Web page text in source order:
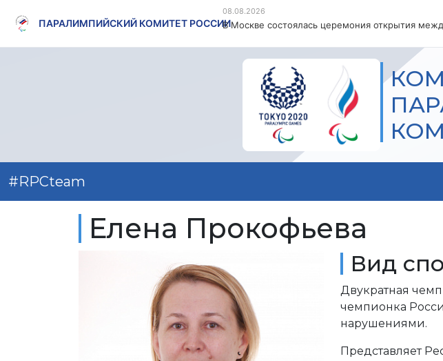
ПАРАЛИМПИЙСКИЙ КОМИТЕТ РОССИИ
08.08.2026
#RPCteam
Елена Прокофьева
Вид
Двукратная
чемпионка
нарушениями.
Представляет